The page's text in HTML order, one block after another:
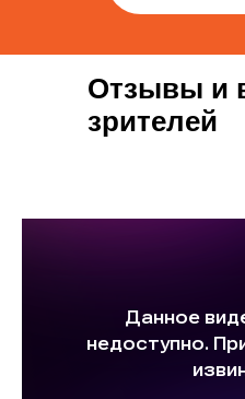
Отзывы и
зрителей